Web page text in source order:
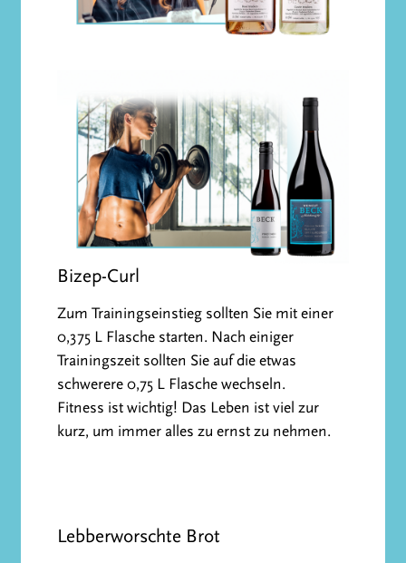
Bizep-Curl
Zum Trainingseinstieg sollten Sie mit einer
0,375 L Flasche starten. Nach einiger
Trainingszeit sollten Sie auf die etwas
schwerere 0,75 L Flasche wechseln.
Fitness ist wichtig! Das Leben ist viel zur
kurz, um immer alles zu ernst zu nehmen.
Lebberworschte Brot